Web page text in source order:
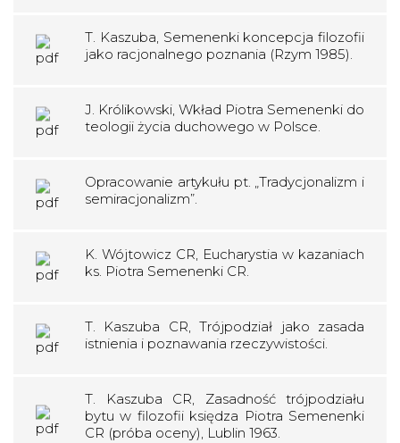
T. Kaszuba, Semenenki koncepcja filozofii
jako racjonalnego poznania (Rzym 1985).
J. Królikowski, Wkład Piotra Semenenki do
teologii życia duchowego w Polsce.
Opracowanie artykułu pt. „Tradycjonalizm i
semiracjonalizm”.
K. Wójtowicz CR, Eucharystia w kazaniach
ks. Piotra Semenenki CR.
T. Kaszuba CR, Trójpodział jako zasada
istnienia i poznawania rzeczywistości.
T. Kaszuba CR, Zasadność trójpodziału
bytu w filozofii księdza Piotra Semenenki
CR (próba oceny), Lublin 1963.